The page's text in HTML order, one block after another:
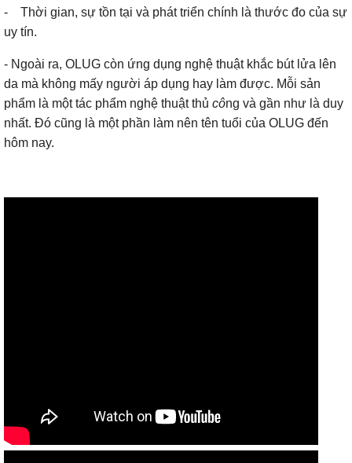
- Thời gian, sự tồn tại và phát triển chính là thước đo của sự
uy tín.
- Ngoài ra, OLUG còn ứng dụng nghệ thuật khắc bút lửa lên
da mà không mấy người áp dụng hay làm được. Mỗi sản
phẩm là một tác phẩm nghệ thuật thủ công và gần như là duy
nhất. Đó cũng là một phần làm nên tên tuổi của OLUG đến
hôm nay.